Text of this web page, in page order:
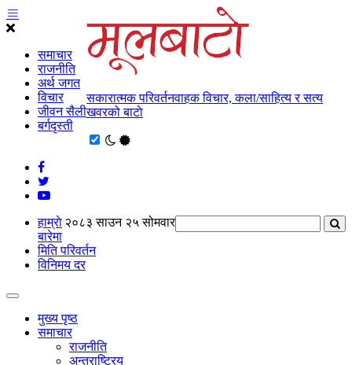
समाचार
राजनीति
अर्थ जगत
विचार
जीवन सैली
बर्गदृस्ती
सकारात्मक परिवर्तनवाहक विचार, कला/साहित्य र सत्य
खवरको बाटाे
२०८३ साउन २५ सोमवार
हाम्राे
बारेमा
मिति परिवर्तन
विनिमय दर
मुख्य पृष्ठ
समाचार
राजनीति
अन्तराष्ट्रिय